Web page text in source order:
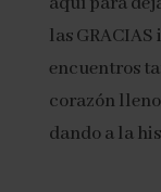
las GRACIAS
encuentros
corazón
dando a la